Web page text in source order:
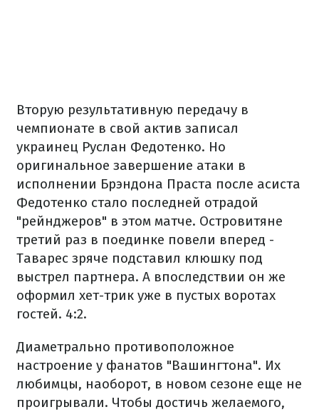
Вторую результативную передачу в
чемпионате в свой актив записал
украинец Руслан Федотенко. Но
оригинальное завершение атаки в
исполнении Брэндона Праста после асиста
Федотенко стало последней отрадой
"рейнджеров" в этом матче. Островитяне
третий раз в поединке повели вперед -
Таварес зряче подставил клюшку под
выстрел партнера. А впоследствии он же
оформил хет-трик уже в пустых воротах
гостей. 4:2.
Диаметрально противоположное
настроение у фанатов "Вашингтона". Их
любимцы, наоборот, в новом сезоне еще не
проигрывали. Чтобы достичь желаемого,